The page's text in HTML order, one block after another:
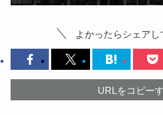
よかったらシェアし
URLをコピー